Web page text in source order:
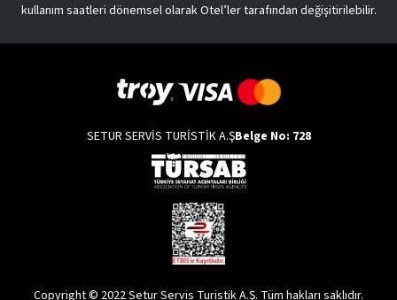
kullanım saatleri dönemsel olarak Otel’ler tarafından değişitirilebilir.
SETUR SERVİS TURİSTİK A.ŞBelge No: 728
Copyright © 2022 Setur Servis Turistik A.Ş. Tüm hakları saklıdır.